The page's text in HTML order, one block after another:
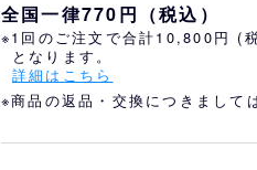
全国一律770円（税込）
※1回のご注文で合計10,800円 (
となります。
詳細はこちら
※商品の返品・交換につきまして